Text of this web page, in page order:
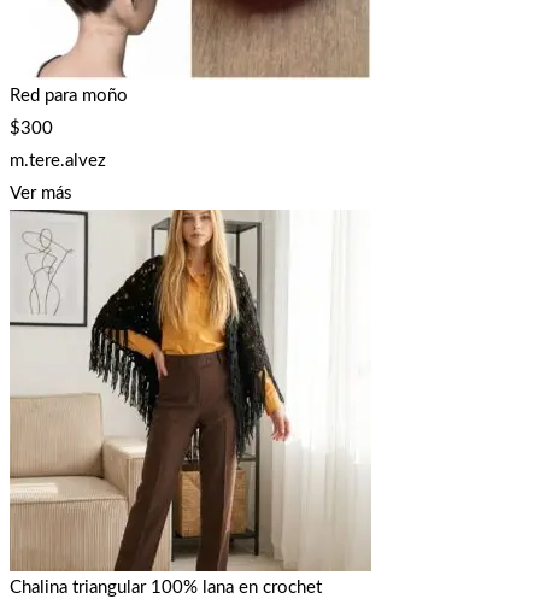
Red para moño
$300
m.tere.alvez
Ver más
Chalina triangular 100% lana en crochet